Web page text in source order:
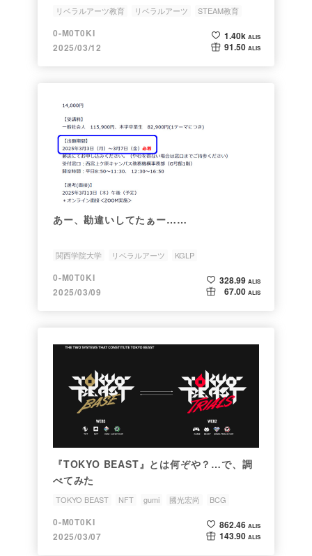
リベラルアーツ教育 リベラルアーツ
STEAM教育
STEM教育
0-M0T0KI
2025/03/12
1.40k ALIS
91.50 ALIS
あー、勘違いしてたぁー……
関西学院大学 リベラルアーツ KGLP
0-M0T0KI
2025/03/09
328.99 ALIS
67.00 ALIS
『TOKYO BEAST』とは何ぞや？…で、調
べてみた
TOKYO BEAST NFT gumi 國光宏尚 BCG
0-M0T0KI
2025/03/07
862.46 ALIS
143.90 ALIS